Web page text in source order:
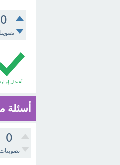
0
أفضل إجابة
أسئلة
0
تصويتات